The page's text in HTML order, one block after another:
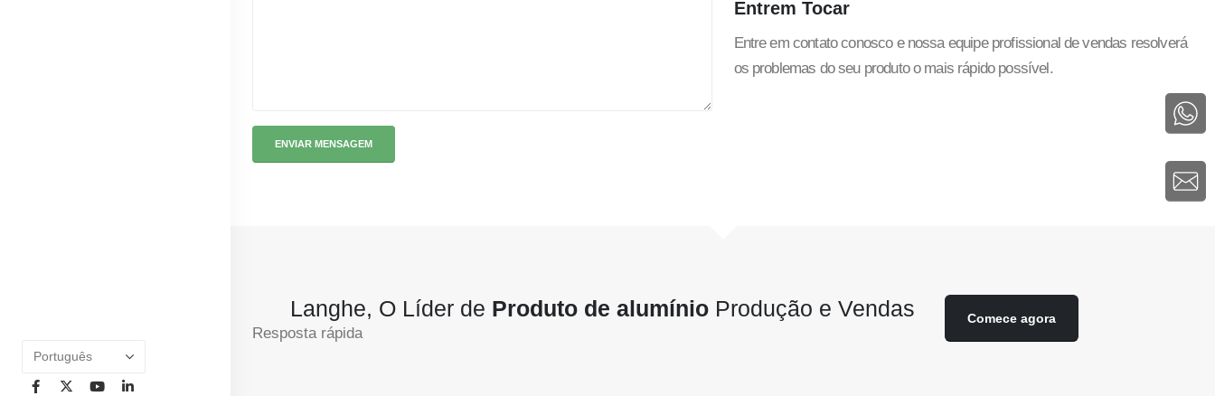
Entrem Tocar
Entre em contato conosco e nossa equipe profissional de vendas resolverá
os problemas do seu produto o mais rápido possível.
Langhe, O Líder de Produto de alumínioProdução e Vendas
Resposta rápida
Comece agora